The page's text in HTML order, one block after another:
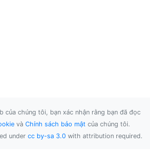
của chúng tôi, bạn xác nhận rằng bạn đã đọc
và Chính sách bảo mật của chúng tôi.
under cc by-sa 3.0 with attribution required.